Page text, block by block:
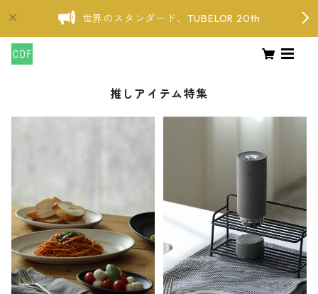
世界のスタンダード、TUBELOR 20th
推しアイテム特集